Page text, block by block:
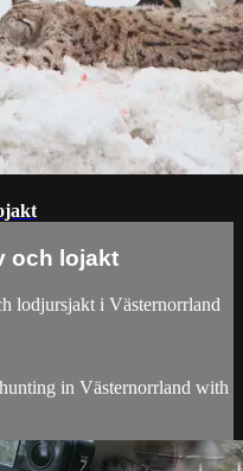
och lojakt
lodjursjakt i Västernorrland
in Västernorrland with